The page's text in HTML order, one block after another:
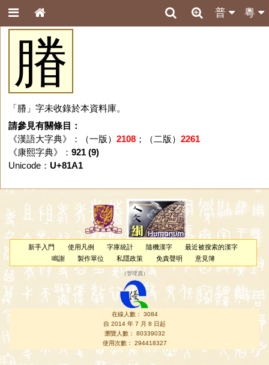
粵
普
膡
「膡」字未收錄於本資料庫。
請參見有關條目：
《漢語大字典》：（一版） 2108；（二版） 2261
《康熙字典》： 921 (9)
Unicode： U+81A1
新手入門 使用凡例 字庫統計 隨機漢字
最近被搜索的漢字
鳴謝
製作單位 私隱政策 免責聲明 意見簿
（管理員 ）
在線人數： 3084
自 2014 年 7 月 8 日起
瀏覽人數： 80339032
使用次數： 294418327